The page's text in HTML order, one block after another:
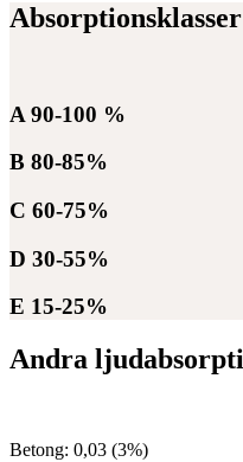
Absorptionsklasser
A 90-100 %
B 80-85%
C 60-75%
D 30-55%
E 15-25%
Andra
Betong: 0,03 (3%)